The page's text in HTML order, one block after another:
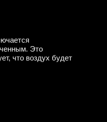
Это
что воздух будет